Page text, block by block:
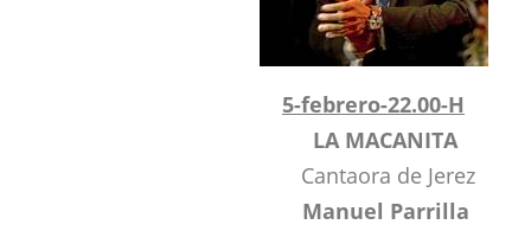
5-febrero-22.00-H
LA MACANITA
Cantaora de Jerez
Manuel Parrilla